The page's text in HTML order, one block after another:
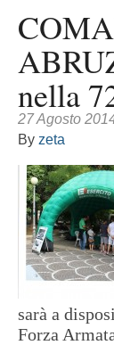
nella
27 Agosto
By zeta
sarà a
Forza